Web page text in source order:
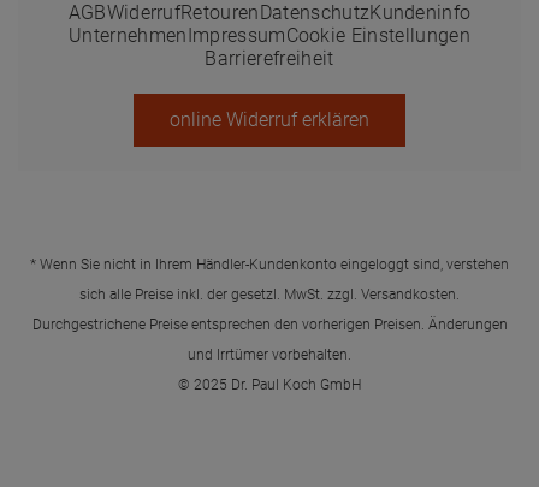
AGBWiderrufRetouren DatenschutzKundeninfo
Unternehmen ImpressumCookie Einstellungen
Barrierefreiheit
online Widerruf erklären
* Wenn Sie nicht in Ihrem Händler-Kundenkonto eingeloggt sind, verstehen
sich alle Preise inkl. der gesetzl. MwSt. zzgl. Versandkosten.
Durchgestrichene Preise entsprechen den vorherigen Preisen. Änderungen
und Irrtümer vorbehalten.
© 2025 Dr. Paul Koch GmbH